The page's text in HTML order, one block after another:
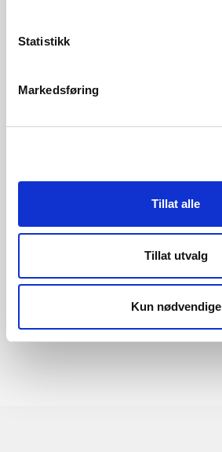
Statistikk
Markedsføring
Tillat alle
Tillat utvalg
Kun nødvendige
Last ned rapporten her
Mobil:45632677
Mobil:47697078
Last ned rapporten her